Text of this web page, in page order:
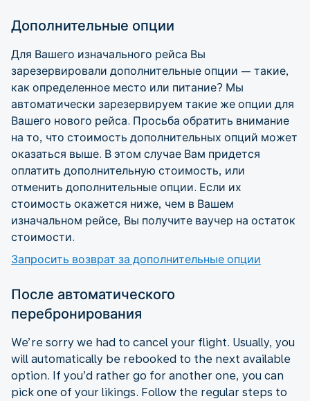
Дополнительные опции
Для Вашего изначального рейса Вы
зарезервировали дополнительные опции — такие,
как определенное место или питание? Мы
автоматически зарезервируем такие же опции для
Вашего нового рейса. Просьба обратить внимание
на то, что стоимость дополнительных опций может
оказаться выше. В этом случае Вам придется
оплатить дополнительную стоимость, или
отменить дополнительные опции. Если их
стоимость окажется ниже, чем в Вашем
изначальном рейсе, Вы получите ваучер на остаток
стоимости.
Запросить возврат за дополнительные опции
После автоматического
перебронирования
We’re sorry we had to cancel your flight. Usually, you
will automatically be rebooked to the next available
option. If you’d rather go for another one, you can
pick one of your likings. Follow the regular steps to